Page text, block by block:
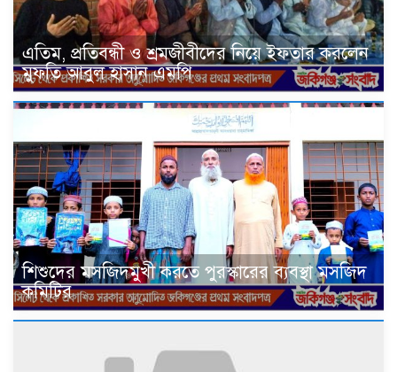
এতিম, প্রতিবন্ধী ও শ্রমজীবীদের নিয়ে ইফতার করলেন
মুফতি আবুল হাসান এমপি
শিশুদের মসজিদমুখী করতে পুরস্কারের ব্যবস্থা মসজিদ
কমিটির